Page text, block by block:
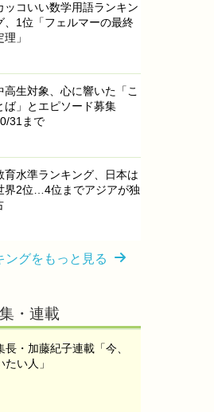
ッコいい数学用語ランキン
、1位「フェルマーの最終
理」
高生対象、心に響いた「こ
ば」とエピソード募集
31まで
育水準ランキング、日本は
界2位…4位までアジアが独
ングをもっと見る
・連載
長・加藤紀子連載「今、
たい人」